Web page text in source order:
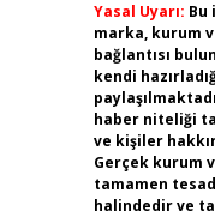
Yasal Uyarı: Bu
marka, kurum
bağlantısı
kendi
haber niteliği
ve kişiler
Gerçek kurum
tamamen
halindedir ve